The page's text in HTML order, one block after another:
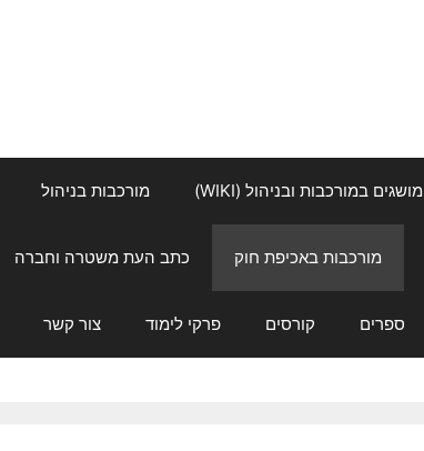
מושגים במורכבות ובניהול (WIKI) מורכבות בניהול
מורכבות באכיפת חוק כתב העת משטרה וחברה
ספרים קורסים פרקי לימוד צור קשר